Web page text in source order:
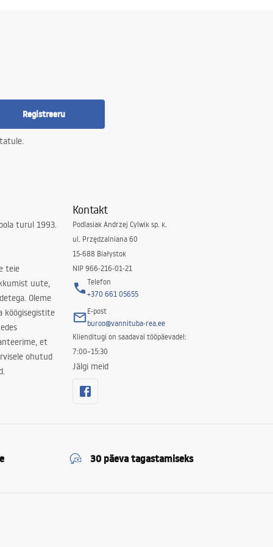
Registreeru
turul 1993.
teie
uute,
Oleme
köögisegistite
et
ohutud
Kontakt
Podlasiak Andrzej Cylwik sp. k.
ul. Przędzalniana 60
15-688 Białystok
NIP 966-216-01-21
Telefon
+370 661 05655
E-post
buroo@vannituba-rea.ee
Klienditugi on saadaval tööpäevadel:
7:00–15:30
Jälgi meid
30 päeva tagastamiseks